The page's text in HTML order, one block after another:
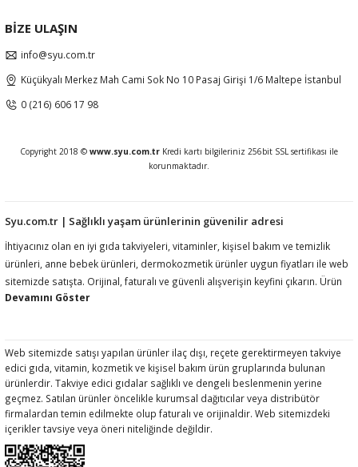
BİZE ULAŞIN
info@syu.com.tr
Küçükyalı Merkez Mah Cami Sok No 10 Pasaj Girişi 1/6 Maltepe İstanbul
0 (216) 606 17 98
Copyright 2018 © www.syu.com.tr Kredi kartı bilgileriniz 256bit SSL sertifikası ile
korunmaktadır.
Syu.com.tr | Sağlıklı yaşam ürünlerinin güvenilir adresi
İhtiyacınız olan en iyi gıda takviyeleri, vitaminler, kişisel bakım ve temizlik
ürünleri, anne bebek ürünleri, dermokozmetik ürünler uygun fiyatları ile web
sitemizde satışta. Orijinal, faturalı ve güvenli alışverişin keyfini çıkarın. Ürün
açıklamalarında ilgili mevzuat gereği kullanım amacı, fayda, etki vb ifadelere
vitaminler, kişisel bakım ve temizlik ürünleri, anne bebek ürünleri,
dermokozmetik ürünler uygun fiyatları ile web sitemizde satışta. Orijinal,
faturalı ve güvenli alışverişin keyfini çıkarın. Ürün açıklamalarında ilgili
mevzuat gereği kullanım amacı, fayda, etki vb ifadelere yer vermemekteyiz.
Ürünler hakkında detaylı bilgi almak için müşteri hizmetlerimize ulaşmanız
temizlik ürünleri, anne bebek ürünleri, dermokozmetik ürünler uygun fiyatları
Web sitemizde satışı yapılan ürünler ilaç dışı, reçete gerektirmeyen takviye
edici gıda, vitamin, kozmetik ve kişisel bakım ürün gruplarında bulunan
ürünlerdir. Takviye edici gıdalar sağlıklı ve dengeli beslenmenin yerine
geçmez. Satılan ürünler öncelikle kurumsal dağıtıcılar veya distribütör
firmalardan temin edilmekte olup faturalı ve orijinaldir. Web sitemizdeki
içerikler tavsiye veya öneri niteliğinde değildir.